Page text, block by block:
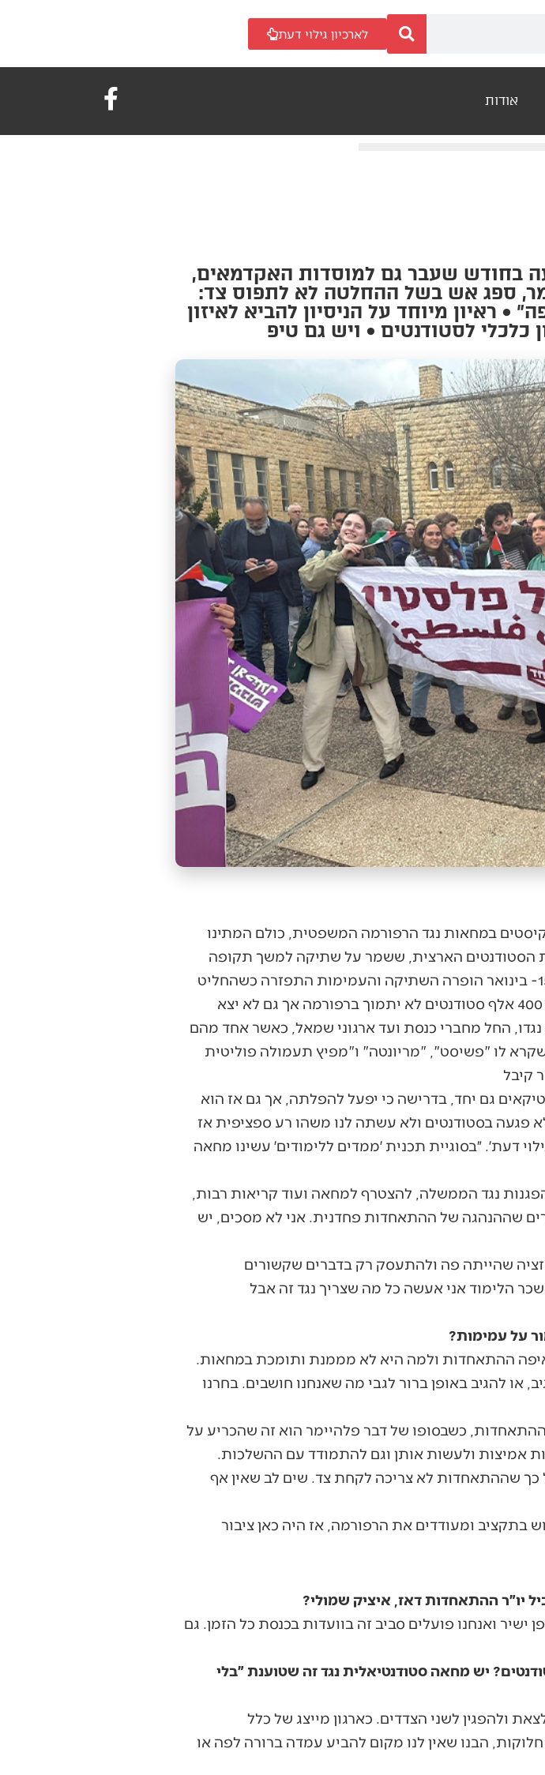
לארכיון גילוי דעת
אודות
בחודש שעבר גם למוסדות האקדמאים,
ספג אש בשל ההחלטה לא לתפוס צד:
• ראיון מיוחד על הניסיון להביא לאיזון
כלכלי לסטודנטים • ויש גם טיפ
במחאות נגד הרפורמה המשפטית, כולם המתינו
הסטודנטים הארצית, ששמר על שתיקה למשך תקופה
ארוכה ונמנע מהתערבות אישית או ארגונית בנושא. ב 15- בינואר הופרה השתיקה והעמימות התפזרה כשהחליט
לפרסם מכתב רשמי בו הבהיר כי הארגון שמאגד תחתיו 400 אלף סטודנטים לא יתמוך ברפורמה אך גם לא יצא
החל מחברי כנסת ועד ארגוני שמאל, כאשר אחד מהם
לו "פשיסט", "מריונטה" ו"מפיץ תעמולה פוליטית
קיבל
גם יחד, בדרישה כי יפעל להפלתה, אך גם אז הוא
בסטודנטים ולא עשתה לנו משהו רע ספציפית אז
דעת׳. ״בסוגיית תכנית ׳ממדים ללימודים׳ עשינו מחאה
נגד הממשלה, להצטרף למחאה ועוד קריאות רבות,
שההנהגה של ההתאחדות פחדנית. אני לא מסכים, יש
שהייתה פה ולהתעסק רק בדברים שקשורים
הלימוד אני אעשה כל מה שצריך נגד זה אבל
על עמימות?
איפה ההתאחדות ולמה היא לא מממנת ותומכת במחאות.
או להגיב באופן ברור לגבי מה שאנחנו חושבים. בחרנו
כשבסופו של דבר פלהיימר הוא זה שהכריע על
אמיצות ולעשות אותן וגם להתמודד עם ההשלכות.
כך שההתאחדות לא צריכה לקחת צד. שים לב שאין אף
בתקציב ומעודדים את הרפורמה, אז היה כאן ציבור
ישיר ואנחנו פועלים סביב זה בוועדות בכנסת כל הזמן. גם
יש מחאה סטודנטיאלית נגד זה שטוענת ״בלי
ולהפגין לשני הצדדים. כארגון מייצג של כלל
הבנו שאין לנו מקום להביע עמדה ברורה לפה או